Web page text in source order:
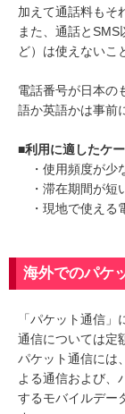
加えて通話料もそ
また、通話と
ど）は使えないこ
電話番号が日本の
語か英語かは事前
■利用に適したケ
・使用頻度が少
・滞在期間が短
・現地で使える
海外でのパケ
「パケット通信
通信については定
パケット通信には
よる通信および、
するモバイルデー